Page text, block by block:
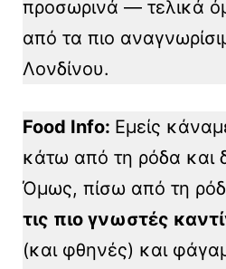
προσωρινά — τελικά
από τα πιο
Λονδίνου.
Food Info: Εμείς
κάτω από τη ρόδα και
Όμως, πίσω από τη
τις πιο γνωστές
(και φθηνές) και